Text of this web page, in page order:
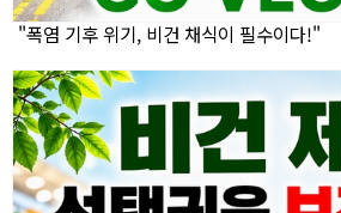
"폭염 기후 위기, 비건 채식이 필수이다!"